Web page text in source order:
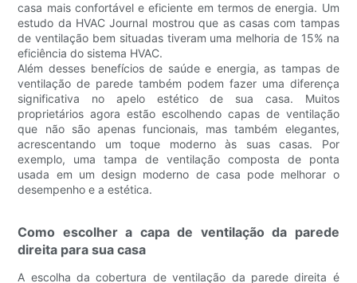
casa mais confortável e eficiente em termos de energia. Um
estudo da HVAC Journal mostrou que as casas com tampas
de ventilação bem situadas tiveram uma melhoria de 15% na
eficiência do sistema HVAC.
Além desses benefícios de saúde e energia, as tampas de
ventilação de parede também podem fazer uma diferença
significativa no apelo estético de sua casa. Muitos
proprietários agora estão escolhendo capas de ventilação
que não são apenas funcionais, mas também elegantes,
acrescentando um toque moderno às suas casas. Por
exemplo, uma tampa de ventilação composta de ponta
usada em um design moderno de casa pode melhorar o
desempenho e a estética.
Como escolher a capa de ventilação da parede
direita para sua casa
A escolha da cobertura de ventilação da parede direita é